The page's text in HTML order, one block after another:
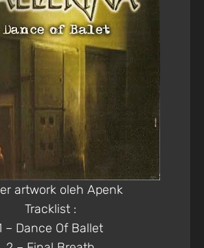
artwork oleh Apenk
Tracklist :
– Dance Of Ballet